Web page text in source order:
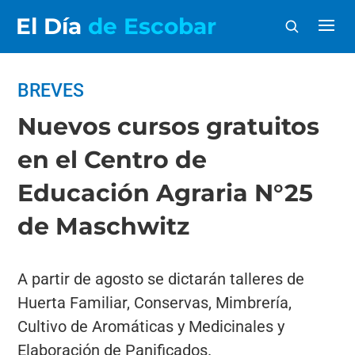
El Día de Escobar
BREVES
Nuevos cursos gratuitos
en el Centro de
Educación Agraria N°25
de Maschwitz
A partir de agosto se dictarán talleres de
Huerta Familiar, Conservas, Mimbrería,
Cultivo de Aromáticas y Medicinales y
Elaboración de Panificados.